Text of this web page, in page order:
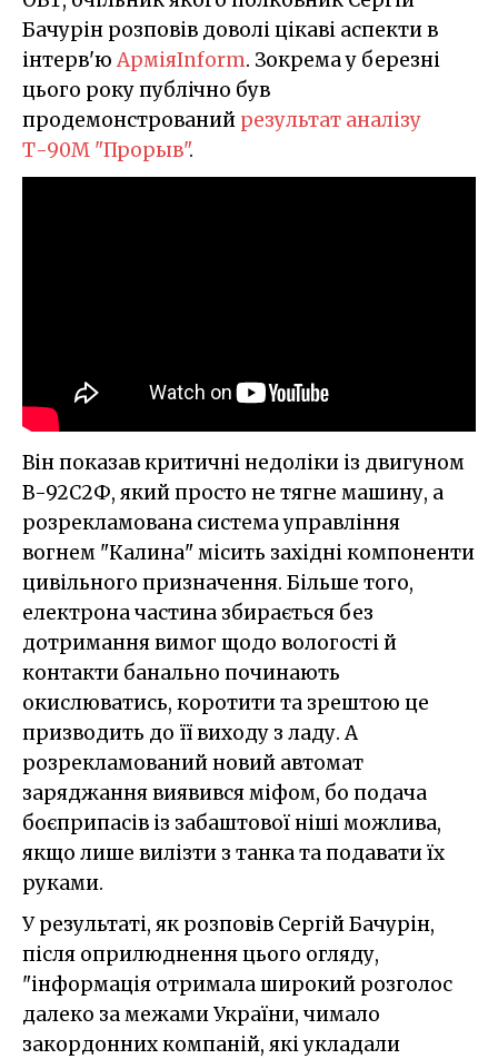
Бачурін розповів доволі цікаві аспекти в
інтерв'ю АрміяInform. Зокрема у березні
цього року публічно був
продемонстрований результат аналізу
Т-90М "Прорыв".
Він показав критичні недоліки із двигуном
В-92С2Ф, який просто не тягне машину, а
розрекламована система управління
вогнем "Калина" місить західні компоненти
цивільного призначення. Більше того,
електрона частина збирається без
дотримання вимог щодо вологості й
контакти банально починають
окислюватись, коротити та зрештою це
призводить до її виходу з ладу. А
розрекламований новий автомат
заряджання виявився міфом, бо подача
боєприпасів із забаштової ніші можлива,
якщо лише вилізти з танка та подавати їх
руками.
У результаті, як розповів Сергій Бачурін,
після оприлюднення цього огляду,
"інформація отримала широкий розголос
далеко за межами України, чимало
закордонних компаній, які укладали